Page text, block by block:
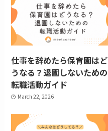
仕事を辞めたら保育園はど
うなる？退園しないための
転職活動ガイド
March 22, 2026